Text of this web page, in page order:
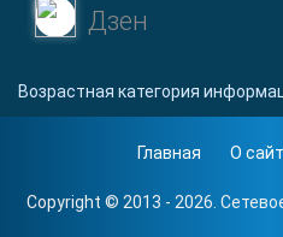
Дзен
Возрастная категория
Главная О
Copyright © 2013 - 2026.